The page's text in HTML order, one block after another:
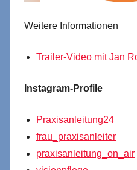
Weitere Informationen
Trailer-Video mit Jan
Instagram-Profile
Praxisanleitung24
frau_praxisanleiter
praxisanleitung_on_air